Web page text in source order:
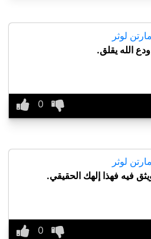
مارتن لوثر
الله يقلق.
مارتن لوثر
فيه فهذا إلهك الحقيقي.